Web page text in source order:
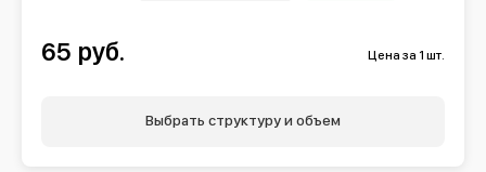
65 руб. Цена за 1 шт.
Выбрать структуру и объем